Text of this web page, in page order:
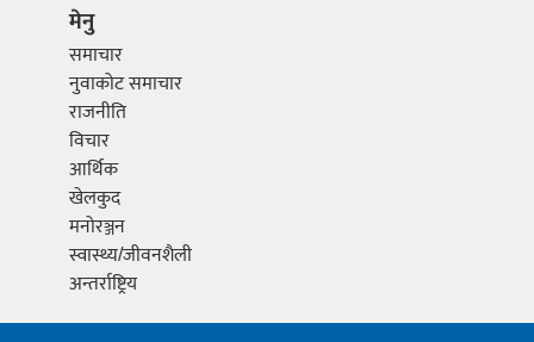
मेनु
समाचार
नुवाकोट समाचार
राजनीति
विचार
आर्थिक
खेलकुद
मनोरञ्जन
स्वास्थ्य/जीवनशैली
अन्तर्राष्ट्रिय